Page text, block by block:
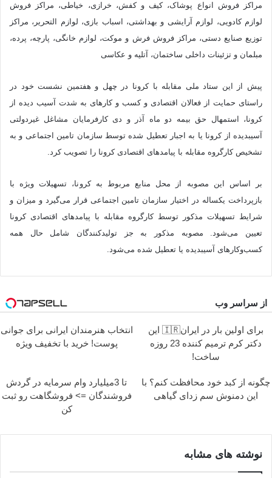
مراکز فروش انواع پوشاک، کیف و کفش، خرازی، خیاطی، مراکز فروش
لوازم کادویی، لوازم آرایشی و بهداشتی، اسباب بازی، لوازم التحریر، مراکز
توزیع صنایع دستی، مراکز فروش فرش و موکت، لوازم خانگی، پارچه، پرده،
مبلمان و تزئینات داخلی ساختمان، آتلیه و عکاسی
پیش از این ستاد ملی مقابله با کرونا در چهل و هفتمین نشست خود در
راستای حمایت از فعالان اقتصادی و کسب و کارهای به شدت آسیب دیده از
کرونا، استمهال حق بیمه دو ماه آذر و دی کارفرمایان مشاغل غیردولتی
آسیب‎دیده از کرونا یا به اجبار تعطیل شده توسط سازمان تامین اجتماعی و به
تشخیص کارگروه مقابله با پیامدهای اقتصادی کرونا را تصویب کرد.
بر اساس این مصوبه از محل منابع مربوط به کرونا، تسهیلات ویژه با
بازپرداخت یکساله در اختیار سازمان تامین اجتماعی قرار می‌گیرد و میزان و
شرایط تسهیلات مذکور توسط کارگروه مقابله با پیامدهای اقتصادی کرونا
تعیین می‌شود. مصوبه مذکور به جز تولیدکنندگان شامل حال همه
کسب‌وکارهای آسیب‎دیده یا تعطیل شده می‌شود.
از سراسر وب
برای اولین بار در ایران🇮🇷 این
دکتر کرم ترمیم کننده 23 روزه
ساخت!
انتخاب هنرمندان ایرانی برای جوانی
پوست! خرید با تخفیف ویژه
چگونه از کبد خود محافظت کنم؟ با
این دمنوش سم زدای گیاهی
تا 3میلیارد وام سرمایه در گردش
فروشندگان => فروشگاهت رو ثبت
کن
نوشته های مشابه